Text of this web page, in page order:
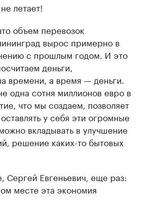
летает!
объем перевозок
вырос примерно в
с прошлым годом. И это
деньги,
времени, а время — деньги.
одна сотня миллионов евро в
что мы создаем, позволяет
у себя эти огромные
вкладывать в улучшение
решение каких-то бытовых
Евгеньевич, еще раз:
месте эта экономия